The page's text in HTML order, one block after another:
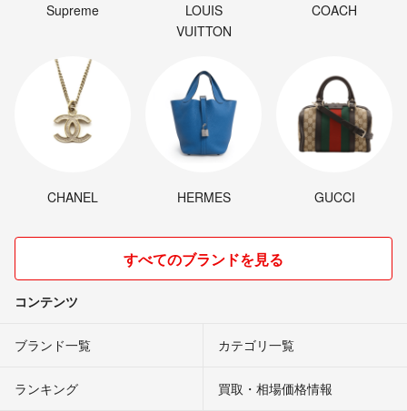
Supreme
LOUIS
VUITTON
COACH
CHANEL HERMES GUCCI
すべてのブランドを見る
コンテンツ
ブランド一覧 カテゴリ一覧
ランキング 買取・相場価格情報